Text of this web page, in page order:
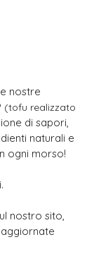
nostre
(tofu realizzato
di sapori,
naturali e
ogni morso!
nostro sito,